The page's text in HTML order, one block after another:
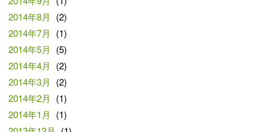
2014年8月
(2)
2014年7月
(1)
2014年5月
(5)
2014年4月
(2)
2014年3月
(2)
2014年2月
(1)
2014年1月
(1)